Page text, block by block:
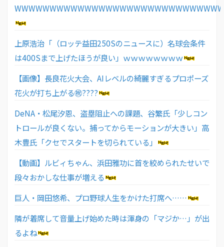
上原浩治「（ロッテ益田250Sのニュースに）名球会条件
は400Sまで上げたほうが良い」ｗｗｗｗｗｗｗｗ
【画像】長良花火大会、AIレベルの綺麗すぎるプロポーズ
花火が打ち上がる㊗????
DeNA・松尾汐恩、盗塁阻止への課題、谷繁氏「少しコン
トロールが良くない。捕ってからモーションが大きい」高
木豊氏「クセでスタートを切られている」
【動画】ルビィちゃん、浜田雅功に首を絞められたせいで
段々おかしな仕事が増える
巨人・岡田悠希、プロ野球人生をかけた打席へ……
隣が着席して音量上げ始めた時は渾身の「マジか…」が出
るよね